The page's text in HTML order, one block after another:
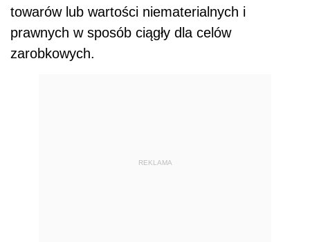
towarów lub wartości niematerialnych i
prawnych w sposób ciągły dla celów
zarobkowych.
REKLAMA